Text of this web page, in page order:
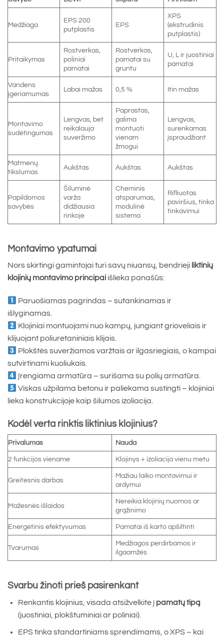
Medžiaga
EPS 200
putplastis
EPS
XPS
(ekstrudinis
putplastis)
Pritaikymas
Rostverkas,
poliniai
pamatai
Rostverkas,
pamatai su
gruntu
U, L ir juostiniai
pamatai
Vandens
įgeriamumas
Labai mažas 0,5 % Itin mažas
Montavimo
sudėtingumas
Lengvas, bet
reikalauja
suveržimo
Paprastas,
galima
montuoti
vienam
žmogui
Lengvas,
surenkamas
įspraudžiant
Matmenų
tikslumas
Aukštas Aukštas Aukštas
Papildomos
savybės
Šiluminė
varža
didžiausia
rinkoje
Cheminis
atsparumas,
modulinė
sistema
Rifliuotas
paviršius, tinka
tinkavimui
Montavimo ypatumai
Nors skirtingi gamintojai turi savų niuansų, bendrieji liktinių
klojinių montavimo principai išlieka panašūs:
Paruošiamas pagrindas – sutankinamas ir
išlyginamas.
Klojiniai montuojami nuo kampų, jungiant grioveliais ir
klijuojant poliuretaniniais klijais.
Plokštės suveržiamos varžtais ar ilgasriegiais, o kampai
sutvirtinami kuoliukais.
Įrengiama armatūra – surišama su polių armatūra.
Viskas užpilama betonu ir paliekama sustingti – klojiniai
lieka konstrukcijoje kaip šilumos izoliacija.
Kodėl verta rinktis liktinius klojinius?
Privalumas Nauda
2 funkcijos viename Klojinys + izoliacija vienu metu
Greitesnis darbas
Mažiau laiko montavimui ir
ardymui
Mažesnės išlaidos
Nereikia klojinių nuomos ar
grąžinimo
Energetinis efektyvumas Pamatai iš karto apšiltinti
Tvarumas
Medžiagos perdirbamos ir
ilgaamžės
Svarbu žinoti prieš pasirenkant
Renkantis klojinius, visada atsižvelkite į pamatų tipą
(juostiniai, plokštuminiai ar poliniai).
EPS tinka standartiniams sprendimams, o XPS – kai